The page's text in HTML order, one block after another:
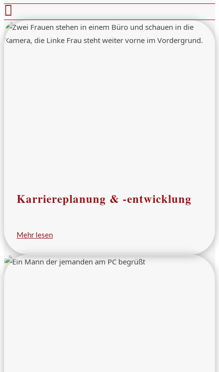

Karriereplanung & -entwicklung
Mehr lesen